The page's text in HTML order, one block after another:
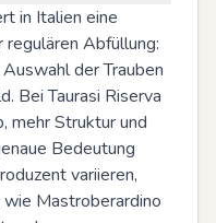
in Italien eine
Abfüllung:
der Trauben
Bei Taurasi Riserva
mehr Struktur und
Bedeutung
variieren,
Mastroberardino